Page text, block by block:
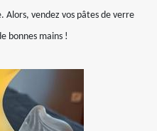
Alors, vendez vos pâtes de verre
bonnes mains !